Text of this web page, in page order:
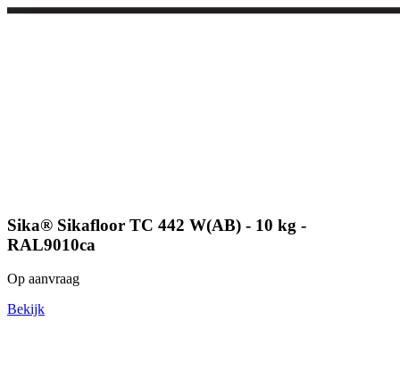
Sika® Sikafloor TC 442 W(AB) - 10 kg -
RAL9010ca
Op aanvraag
Bekijk